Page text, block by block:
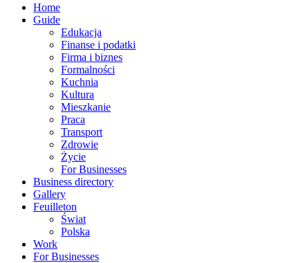
Home
Guide
Edukacja
Finanse i podatki
Firma i biznes
Formalności
Kuchnia
Kultura
Mieszkanie
Praca
Transport
Zdrowie
Życie
For Businesses
Business directory
Gallery
Feuilleton
Świat
Polska
Work
For Businesses